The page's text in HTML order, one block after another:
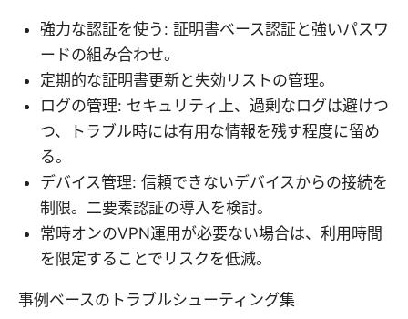
強力な認証を使う: 証明書ベース認証と強いパスワ
ードの組み合わせ。
定期的な証明書更新と失効リストの管理。
ログの管理: セキュリティ上、過剰なログは避けつ
つ、トラブル時には有用な情報を残す程度に留め
る。
デバイス管理: 信頼できないデバイスからの接続を
制限。二要素認証の導入を検討。
常時オンのVPN運用が必要ない場合は、利用時間
を限定することでリスクを低減。
事例ベースのトラブルシューティング集